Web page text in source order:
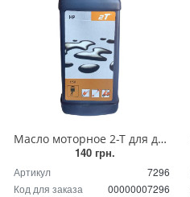
Масло моторное 2-Т для двухтактных двигателей 1 л
140 грн.
Артикул
7296
Код для заказа
00000007296